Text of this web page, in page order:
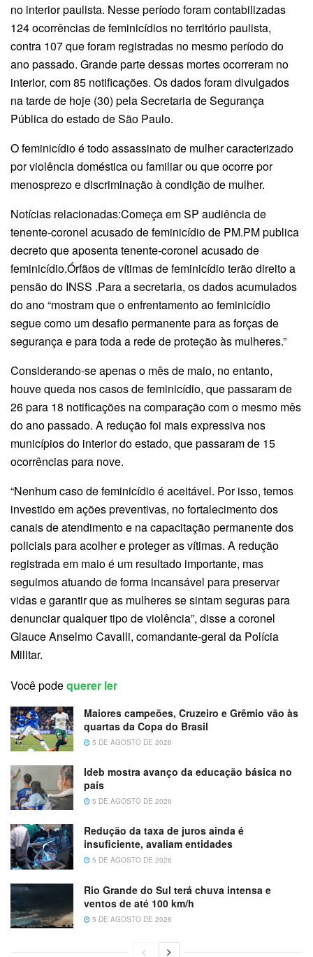
no interior paulista. Nesse período foram contabilizadas
124 ocorrências de feminicídios no território paulista,
contra 107 que foram registradas no mesmo período do
ano passado. Grande parte dessas mortes ocorreram no
interior, com 85 notificações. Os dados foram divulgados
na tarde de hoje (30) pela Secretaria de Segurança
Pública do estado de São Paulo.
O feminicídio é todo assassinato de mulher caracterizado
por violência doméstica ou familiar ou que ocorre por
menosprezo e discriminação à condição de mulher.
Notícias relacionadas:Começa em SP audiência de
tenente-coronel acusado de feminicídio de PM.PM publica
decreto que aposenta tenente-coronel acusado de
feminicídio.Órfãos de vítimas de feminicídio terão direito a
pensão do INSS .Para a secretaria, os dados acumulados
do ano “mostram que o enfrentamento ao feminicídio
segue como um desafio permanente para as forças de
segurança e para toda a rede de proteção às mulheres.”
Considerando-se apenas o mês de maio, no entanto,
houve queda nos casos de feminicídio, que passaram de
26 para 18 notificações na comparação com o mesmo mês
do ano passado. A redução foi mais expressiva nos
municípios do interior do estado, que passaram de 15
ocorrências para nove.
“Nenhum caso de feminicídio é aceitável. Por isso, temos
investido em ações preventivas, no fortalecimento dos
canais de atendimento e na capacitação permanente dos
policiais para acolher e proteger as vítimas. A redução
registrada em maio é um resultado importante, mas
seguimos atuando de forma incansável para preservar
vidas e garantir que as mulheres se sintam seguras para
denunciar qualquer tipo de violência”, disse a coronel
Glauce Anselmo Cavalli, comandante-geral da Polícia
Militar.
Você podequerer ler
Maiores campeões, Cruzeiro e Grêmio vão às
quartas da Copa do Brasil
5 DE AGOSTO DE 2026
Ideb mostra avanço da educação básica no
país
5 DE AGOSTO DE 2026
Redução da taxa de juros ainda é
insuficiente, avaliam entidades
5 DE AGOSTO DE 2026
Rio Grande do Sul terá chuva intensa e
ventos de até 100 km/h
5 DE AGOSTO DE 2026